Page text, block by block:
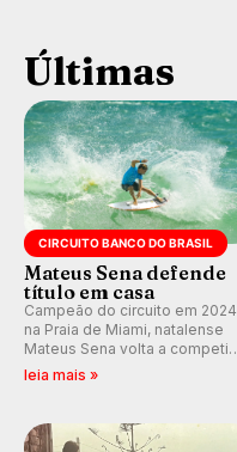
Últimas
CIRCUITO BANCO DO BRASIL
Mateus Sena defende
título em casa
Campeão do circuito em 2024
na Praia de Miami, natalense
Mateus Sena volta a competir
em casa em busca de manter a
leia mais »